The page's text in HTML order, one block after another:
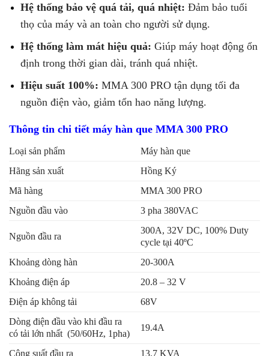
Hệ thống bảo vệ quá tải, quá nhiệt: Đảm bảo tuổi
thọ của máy và an toàn cho người sử dụng.
Hệ thống làm mát hiệu quả: Giúp máy hoạt động ổn
định trong thời gian dài, tránh quá nhiệt.
Hiệu suất 100%: MMA 300 PRO tận dụng tối đa
nguồn điện vào, giảm tổn hao năng lượng.
Thông tin chi tiết máy hàn que MMA 300 PRO
Loại sản phẩm
Máy hàn que
Hãng sản xuất
Hồng Ký
Mã hàng
MMA 300 PRO
Nguồn đầu vào
3 pha 380VAC
Nguồn đầu ra
300A, 32V DC, 100% Duty
cycle tại 40ºC
Khoảng dòng hàn
20-300A
Khoảng điện áp
20.8 – 32 V
Điện áp không tải
68V
Dòng điện đầu vào khi đầu ra
có tải lớn nhất (50/60Hz, 1pha)
19.4A
Công suất đầu ra 13.7 KVA